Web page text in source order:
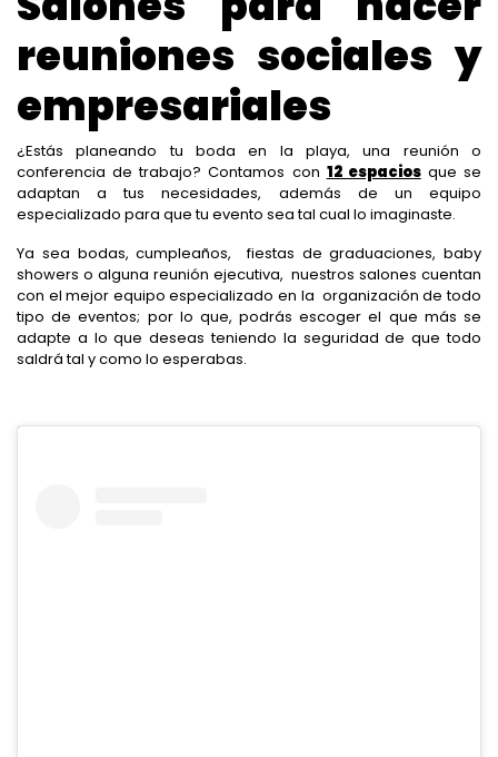
reuniones sociales y
empresariales
¿Estás planeando tu boda en la playa, una reunión o
conferencia de trabajo? Contamos con 12 espaciosque se
adaptan a tus necesidades, además de un equipo
especializado para que tu evento sea tal cual lo imaginaste.
Ya sea bodas, cumpleaños, fiestas de graduaciones, baby
showers o alguna reunión ejecutiva, nuestros salones cuentan
con el mejor equipo especializado en la organización de todo
tipo de eventos; por lo que, podrás escoger el que más se
adapte a lo que deseas teniendo la seguridad de que todo
saldrá tal y como lo esperabas.